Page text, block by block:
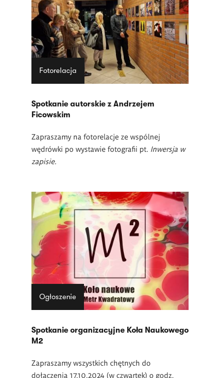
Fotorelacja
Spotkanie autorskie z Andrzejem
Ficowskim
Zapraszamy na fotorelacje ze wspólnej
wędrówki po wystawie fotografii pt. Inwersja w
zapisie.
Ogłoszenie
Spotkanie organizacyjne Koła Naukowego
M2
Zapraszamy wszystkich chętnych do
dołączenia 17.10.2024 (w czwartek) o godz.